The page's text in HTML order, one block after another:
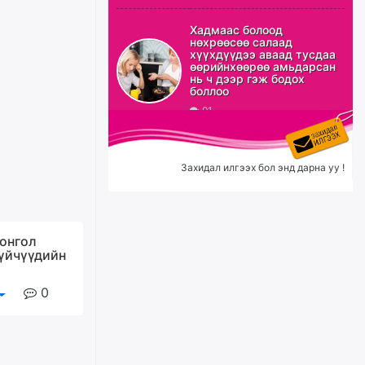
0
Б.Сэмжидмаа: Зөвшөөрлийн
шинжтэй 103 бүртгэлээс
нийслэлийн бизнес
эрхлэгчдийг чөлөөллөө
өчигдѳр
Эрэн хайж байна
Хадмаас болоод
нөхрөөсөө салаад
хүүхдүүдээ аваад тусдаа
өөрийнхөөрөө амьдарсан
нь ч дээр гэж бодох
боллоо
91
Захидал илгээх бол энд дарна уу !